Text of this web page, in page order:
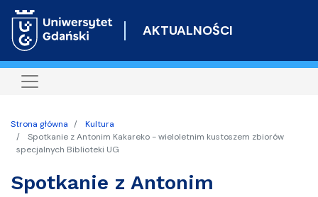
do
AKTUALNOŚCI
Strona główna
Kultura
Spotkanie z Antonim Kakareko - wieloletnim kustoszem zbiorów
specjalnych Biblioteki UG
Spotkanie z Antonim